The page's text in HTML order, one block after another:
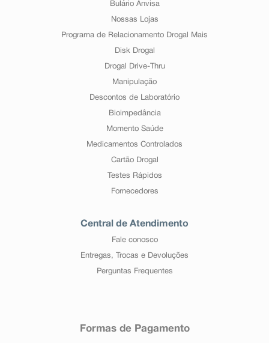
Bulário Anvisa
Nossas Lojas
Programa de Relacionamento Drogal Mais
Disk Drogal
Drogal Drive-Thru
Manipulação
Descontos de Laboratório
Bioimpedância
Momento Saúde
Medicamentos Controlados
Cartão Drogal
Testes Rápidos
Fornecedores
Central de Atendimento
Fale conosco
Entregas, Trocas e Devoluções
Perguntas Frequentes
Formas de Pagamento